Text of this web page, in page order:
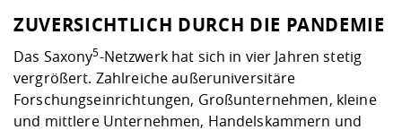
ZUVERSICHTLICH DURCH DIE PANDEMIE
Das Saxony5-Netzwerk hat sich in vier Jahren stetig
vergrößert. Zahlreiche außeruniversitäre
Forschungseinrichtungen, Großunternehmen, kleine
und mittlere Unternehmen, Handelskammern und